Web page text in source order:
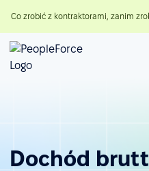
Co zrobić z kontraktorami, zanim
Dochód